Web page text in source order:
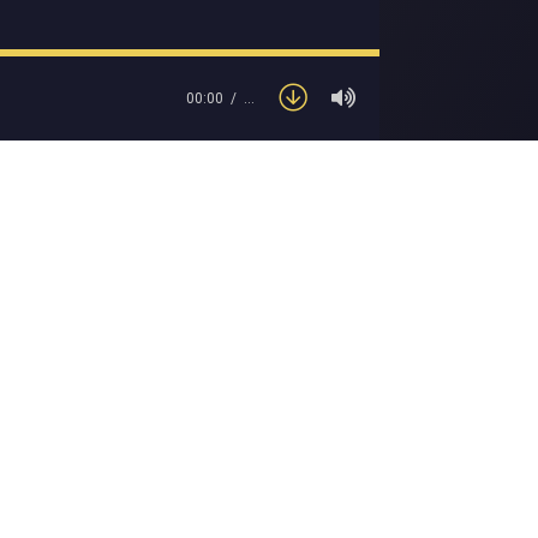
00:00 …